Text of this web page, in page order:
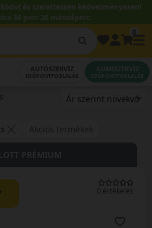
és szereltessen kedvezményesen!
36 perc 18 másodperc.
AUTÓSZERVIZ
IDŐPONTFOGLALÁS
GUMISZERVIZ
IDŐPONTFOGLALÁS
0 értékelés